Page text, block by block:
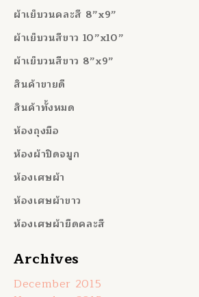
ผ้าเย็บวนคละสี 8”x9”
ผ้าเย็บวนสีขาว 10”x10”
ผ้าเย็บวนสีขาว 8”x9”
สินค้าขายดี
สินค้าทั้งหมด
ห้องถุงมือ
ห้องผ้าปิดจมูก
ห้องเศษผ้า
ห้องเศษผ้าขาว
ห้องเศษผ้ายืดคละสี
Archives
December 2015